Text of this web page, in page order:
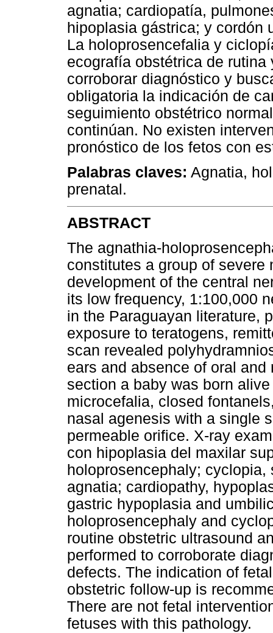
agnatia; cardiopatía,
hipoplasia gástrica; y cordón
La holoprosencefalia y
ecografía obstétrica de
corroborar diagnóstico y
obligatoria la indicación de
seguimiento obstétrico
continúan. No existen
pronóstico de los fetos con
Palabras claves: Agnatia,
prenatal.
ABSTRACT
The agnathia-
constitutes a group of
development of the central
its low frequency, 1:100,000
in the Paraguayan literature,
exposure to teratogens,
scan revealed
ears and absence of oral
section a baby was born
microcefalia, closed
nasal agenesis with a single
permeable orifice. X-ray
con hipoplasia del maxilar
holoprosencephaly;
agnatia; cardiopathy,
gastric hypoplasia and
holoprosencephaly and
routine obstetric ultrasound
performed to corroborate
defects. The indication of
obstetric follow-up is
There are not fetal
fetuses with this pathology.